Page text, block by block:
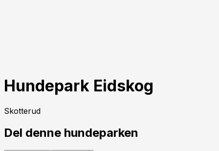
Hundepark Eidskog
Skotterud
Del denne hundeparken